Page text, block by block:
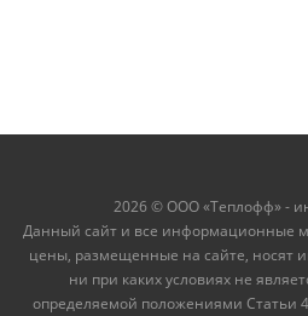
2026 © ООО «Теплофф» -
Данный сайт и все информационные
цены, размещенные на сайте, носят
ни при каких условиях не
определяемой положениями Статьи